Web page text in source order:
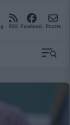
RSS Facebook Poczta